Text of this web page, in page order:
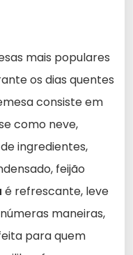
mais populares
os dias quentes
consiste em
como neve,
ingredientes,
feijão
é refrescante, leve
maneiras,
para quem